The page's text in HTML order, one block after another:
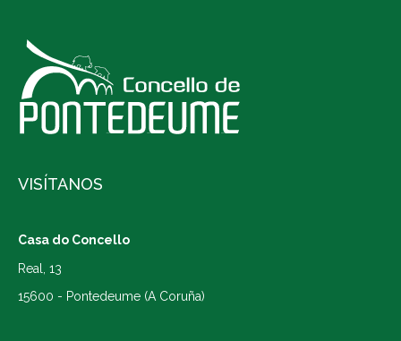
VISÍTANOS
Casa do Concello
Real, 13
15600 - Pontedeume (A Coruña)